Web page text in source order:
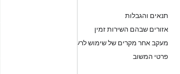
תנאים והגבלות
אזורים שבהם השירות זמין
מעקב אחר מקרים של שימוש לרעה
פרטי המשוב